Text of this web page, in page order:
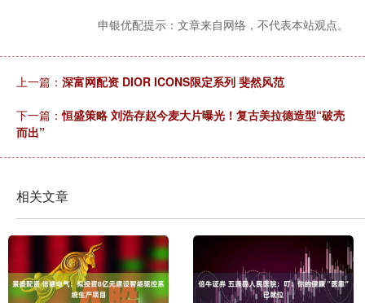
申银优配提示：文章来自网络，不代表本站观点。
上一篇： 深富网配资 DIOR ICONS限定系列 斐然风范
下一篇：恒盛策略 刘浩存赵今麦大片曝光！复古美拉德造型“破壳
而出”
相关文章